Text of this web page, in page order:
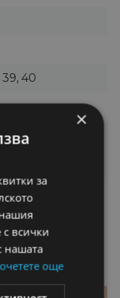
39, 40
на
21%
×
за
с всички
нашата
още